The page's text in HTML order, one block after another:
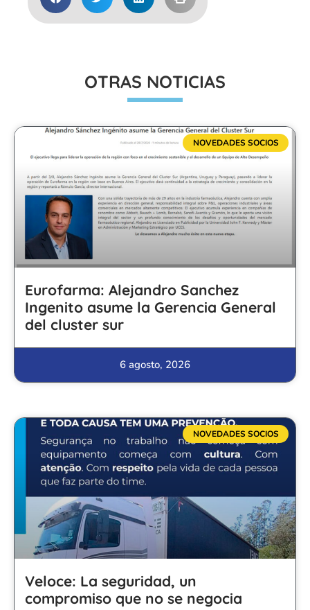
OTRAS NOTICIAS
NOVEDADES SOCIOS
Eurofarma: Alejandro Sanchez
Ingenito asume la Gerencia General
del cluster sur
6 agosto, 2026
NOVEDADES SOCIOS
Veloce: La seguridad, un
compromiso que no se negocia